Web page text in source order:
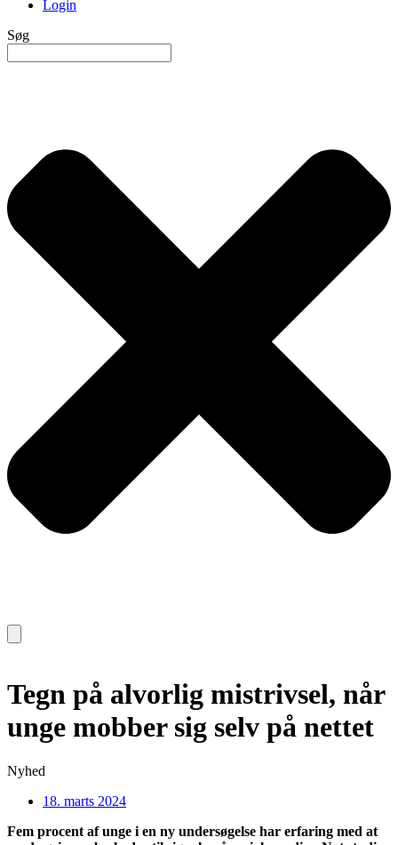
Login
Søg
Tegn på alvorlig mistrivsel, når
unge mobber sig selv på nettet
Nyhed
18. marts 2024
Fem procent af unge i en ny undersøgelse har erfaring med at